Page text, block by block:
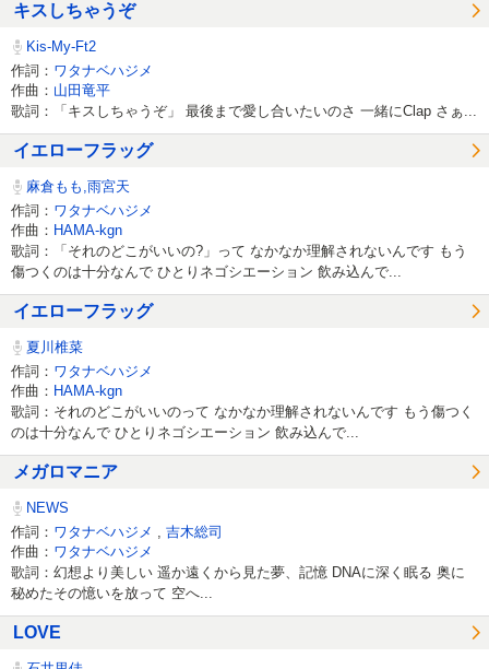
キスしちゃうぞ
Kis-My-Ft2
作詞： ワタナベハジメ
作曲： 山田竜平
歌詞：「キスしちゃうぞ」 最後まで愛し合いたいのさ 一緒にClap さぁ...
イエローフラッグ
麻倉もも,雨宮天
作詞： ワタナベハジメ
作曲： HAMA-kgn
歌詞：「それのどこがいいの?」って なかなか理解されないんです もう
傷つくのは十分なんで ひとりネゴシエーション 飲み込んで...
イエローフラッグ
夏川椎菜
作詞： ワタナベハジメ
作曲： HAMA-kgn
歌詞：それのどこがいいのって なかなか理解されないんです もう傷つく
のは十分なんで ひとりネゴシエーション 飲み込んで...
メガロマニア
NEWS
作詞： ワタナベハジメ
吉木総司
作曲： ワタナベハジメ
歌詞：幻想より美しい 遥か遠くから見た夢、記憶 DNAに深く眠る 奥に
秘めたその憶いを放って 空へ...
LOVE